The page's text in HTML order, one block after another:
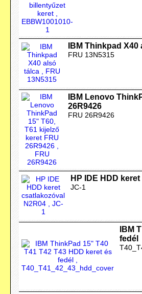
IBM Thinkpad
FRU 13N5315
IBM Lenovo
26R9426
FRU 26R9426
HP IDE HDD
JC-1
IBM
fedél